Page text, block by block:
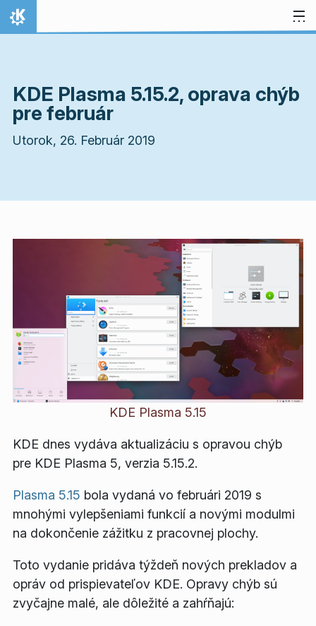
Preskočiť na obsah
Domov
KDE Plasma 5.15.2, oprava chýb
pre február
Utorok, 26. Február 2019
KDE Plasma 5.15
KDE dnes vydáva aktualizáciu s opravou chýb
pre KDE Plasma 5, verzia 5.15.2.
Plasma 5.15 bola vydaná vo februári 2019 s
mnohými vylepšeniami funkcií a novými modulmi
na dokončenie zážitku z pracovnej plochy.
Toto vydanie pridáva týždeň nových prekladov a
opráv od prispievateľov KDE. Opravy chýb sú
zvyčajne malé, ale dôležité a zahŕňajú: